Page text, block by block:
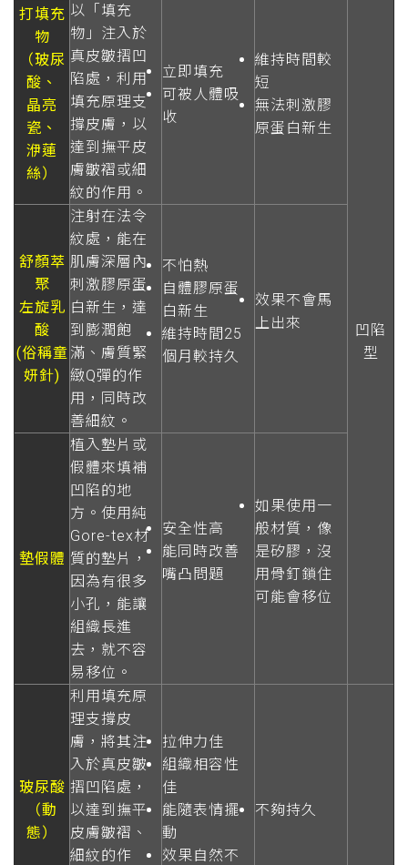
打填充
物
（玻尿
酸、
晶亮
瓷、
洢蓮
絲）
以「填充
物」注入於
真皮皺摺凹
陷處，利用
填充原理支
撐皮膚，以
達到撫平皮
膚皺褶或細
紋的作用。
立即填充
可被人體吸
收
維持時間較
短
無法刺激膠
原蛋白新生
凹陷
型
舒顏萃
聚
左旋乳
酸
(俗稱童
妍針)
注射在法令
紋處，能在
肌膚深層內
刺激膠原蛋
白新生，達
到膨潤飽
滿、膚質緊
緻Q彈的作
用，同時改
善細紋。
不怕熱
自體膠原蛋
白新生
維持時間25
個月較持久
效果不會馬
上出來
墊假體
植入墊片或
假體來填補
凹陷的地
方。使用純
Gore-tex材
質的墊片，
因為有很多
小孔，能讓
組織長進
去，就不容
易移位。
安全性高
能同時改善
嘴凸問題
如果使用一
般材質，像
是矽膠，沒
用骨釘鎖住
可能會移位
玻尿酸
（動
態）
利用填充原
理支撐皮
膚，將其注
入於真皮皺
摺凹陷處，
以達到撫平
皮膚皺褶、
細紋的作
拉伸力佳
組織相容性
佳
能隨表情擺
動
效果自然不
不夠持久